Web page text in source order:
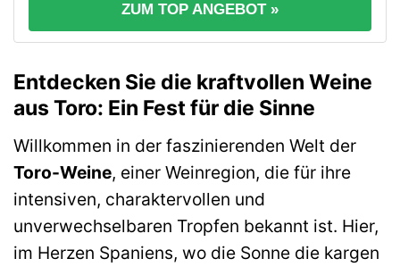
ZUM TOP ANGEBOT »
Entdecken Sie die kraftvollen Weine
aus Toro: Ein Fest für die Sinne
Willkommen in der faszinierenden Welt der
Toro-Weine, einer Weinregion, die für ihre
intensiven, charaktervollen und
unverwechselbaren Tropfen bekannt ist. Hier,
im Herzen Spaniens, wo die Sonne die kargen